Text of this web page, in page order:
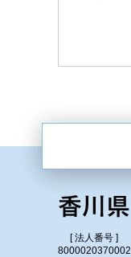
[ 法人番号 ]
8000020370002